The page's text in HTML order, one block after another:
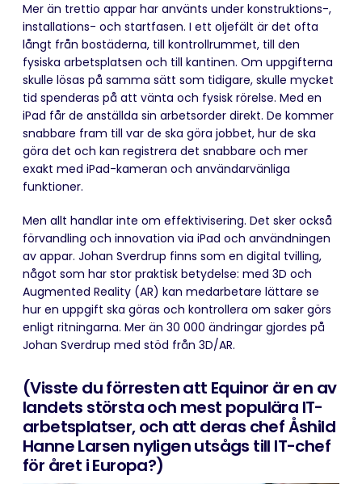
Mer än trettio appar har använts under konstruktions-,
installations- och startfasen. I ett oljefält är det ofta
långt från bostäderna, till kontrollrummet, till den
fysiska arbetsplatsen och till kantinen. Om uppgifterna
skulle lösas på samma sätt som tidigare, skulle mycket
tid spenderas på att vänta och fysisk rörelse. Med en
iPad får de anställda sin arbetsorder direkt. De kommer
snabbare fram till var de ska göra jobbet, hur de ska
göra det och kan registrera det snabbare och mer
exakt med iPad-kameran och användarvänliga
funktioner.
Men allt handlar inte om effektivisering. Det sker också
förvandling och innovation via iPad och användningen
av appar. Johan Sverdrup finns som en digital tvilling,
något som har stor praktisk betydelse: med 3D och
Augmented Reality (AR) kan medarbetare lättare se
hur en uppgift ska göras och kontrollera om saker görs
enligt ritningarna. Mer än 30 000 ändringar gjordes på
Johan Sverdrup med stöd från 3D/AR.
(Visste du förresten att Equinor är en av
landets största och mest populära IT-
arbetsplatser, och att deras chef Åshild
Hanne Larsen nyligen utsågs till IT-chef
för året i Europa?)